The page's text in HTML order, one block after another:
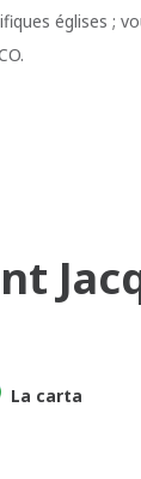
églises ;
La carta